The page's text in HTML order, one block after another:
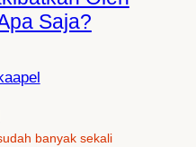
Saja?
banyak sekali